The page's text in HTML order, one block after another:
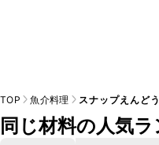
TOP 魚介料理 スナップえんど
同じ材料の人気